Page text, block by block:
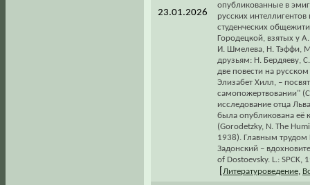
23.01.2026
опубликованные в
русских
студенческих
Городецкой, взятых у
И. Шмелева, Н. Тэффи,
друзьям: Н. Бердяеву,
две повести на
Элизабет Хилл, –
самопожертвовании"
исследование отца
была опубликована её
(Gorodetzky, N. The
1938). Главным трудом
Задонский –
of Dostoevsky. L.: SPCK,
Литературоведение,